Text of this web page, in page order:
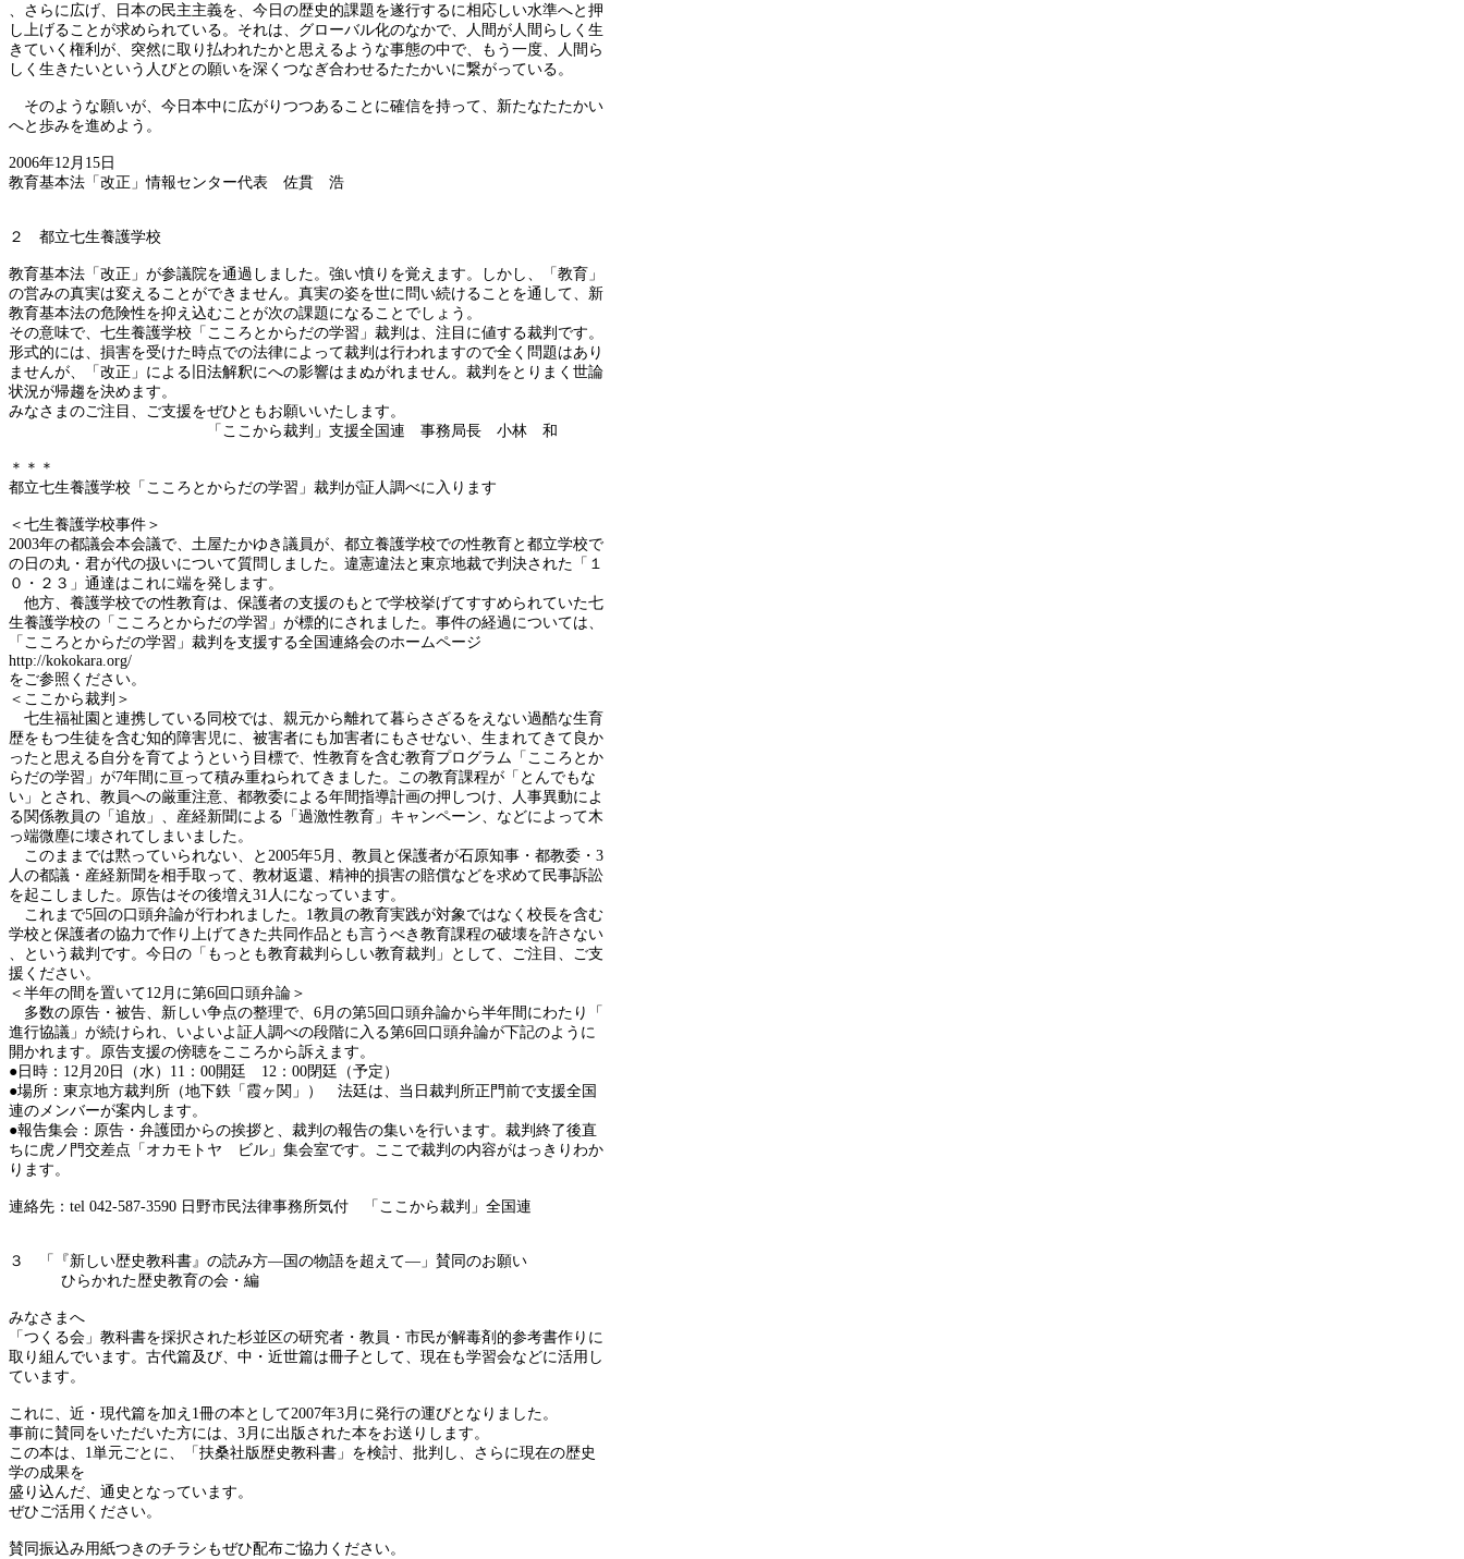
、さらに広げ、日本の民主主義を、今日の歴史的課題を遂行するに相応しい水準へと押
し上げることが求められている。それは、グローバル化のなかで、人間が人間らしく生
きていく権利が、突然に取り払われたかと思えるような事態の中で、もう一度、人間ら
しく生きたいという人びとの願いを深くつなぎ合わせるたたかいに繋がっている。
そのような願いが、今日本中に広がりつつあることに確信を持って、新たなたたかい
へと歩みを進めよう。
2006年12月 15 日
教育基本法「改正」情報センター代表 佐貫 浩
２ 都立七生養護学校
教育基本法「改正」が参議院を通過しました。強い憤りを覚えます。しかし、「教育」
の営みの真実は変えることができません。真実の姿を世に問い続けることを通して、新
教育基本法の危険性を抑え込むことが次の課題になることでしょう。
その意味で、七生養護学校「こころとからだの学習」裁判は、注目に値する裁判です。
形式的には、損害を受けた時点での法律によって裁判は行われますので全く問題はあり
ませんが、「改正」による旧法解釈にへの影響はまぬがれません。裁判をとりまく世論
状況が帰趨を決めます。
みなさまのご注目、ご支援をぜひともお願いいたします。
「ここから裁判」支援全国連 事務局長 小林 和
＊＊＊
都立七生養護学校「こころとからだの学習」裁判が証人調べに入ります
＜七生養護学校事件＞
2003年の都議会本会議で、土屋たかゆき議員が、都立養護学校での性教育と都立学校で
の日の丸・君が代の扱いについて質問しました。違憲違法と東京地裁で判決された「１
０・２３」通達はこれに端を発します。
他方、養護学校での性教育は、保護者の支援のもとで学校挙げてすすめられていた七
生養護学校の「こころとからだの学習」が標的にされました。事件の経過については、
「こころとからだの学習」裁判を支援する全国連絡会のホームページ
http://kokokara.org/
をご参照ください。
＜ここから裁判＞
七生福祉園と連携している同校では、親元から離れて暮らさざるをえない過酷な生育
歴をもつ生徒を含む知的障害児に、被害者にも加害者にもさせない、生まれてきて良か
ったと思える自分を育てようという目標で、性教育を含む教育プログラム「こころとか
らだの学習」が7年間に亘って積み重ねられてきました。この教育課程が「とんでもな
い」とされ、教員への厳重注意、都教委による年間指導計画の押しつけ、人事異動によ
る関係教員の「追放」、産経新聞による「過激性教育」キャンペーン、などによって木
っ端微塵に壊されてしまいました。
このままでは黙っていられない、と 2005年5月、教員と保護者が石原知事・都教委・ 3
人の都議・産経新聞を相手取って、教材返還、精神的損害の賠償などを求めて民事訴訟
を起こしました。原告はその後増え 31 人になっています。
これまで5回の口頭弁論が行われました。 1教員の教育実践が対象ではなく校長を含む
学校と保護者の協力で作り上げてきた共同作品とも言うべき教育課程の破壊を許さない
、という裁判です。今日の「もっとも教育裁判らしい教育裁判」として、ご注目、ご支
援ください。
＜半年の間を置いて12月に第6回口頭弁論＞
多数の原告・被告、新しい争点の整理で、 6月の第5回口頭弁論から半年間にわたり「
進行協議」が続けられ、いよいよ証人調べの段階に入る第6回口頭弁論が下記のように
開かれます。原告支援の傍聴をこころから訴えます。
●日時： 12月 20 日（水） 11 ： 00開廷 12 ： 00閉廷（予定）
●場所：東京地方裁判所（地下鉄「霞ヶ関」） 法廷は、当日裁判所正門前で支援全国
連のメンバーが案内します。
●報告集会：原告・弁護団からの挨拶と、裁判の報告の集いを行います。裁判終了後直
ちに虎ノ門交差点「オカモトヤ ビル」集会室です。ここで裁判の内容がはっきりわか
ります。
連絡先： tel 042-587-3590 日野市民法律事務所気付 「ここから裁判」全国連
３ 「『新しい歴史教科書』の読み方―国の物語を超えて―」賛同のお願い
ひらかれた歴史教育の会・編
みなさまへ
「つくる会」教科書を採択された杉並区の研究者・教員・市民が解毒剤的参考書作りに
取り組んでいます。古代篇及び、中・近世篇は冊子として、現在も学習会などに活用し
ています。
これに、近・現代篇を加え 1冊の本として2007年3月に発行の運びとなりました。
事前に賛同をいただいた方には、 3月に出版された本をお送りします。
この本は、 1単元ごとに、「扶桑社版歴史教科書」を検討、批判し、さらに現在の歴史
学の成果を
盛り込んだ、通史となっています。
ぜひご活用ください。
賛同振込み用紙つきのチラシもぜひ配布ご協力ください。